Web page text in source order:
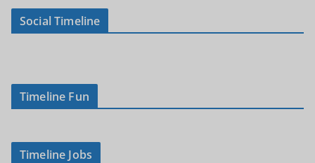
Social Timeline
Timeline Fun
Timeline Jobs